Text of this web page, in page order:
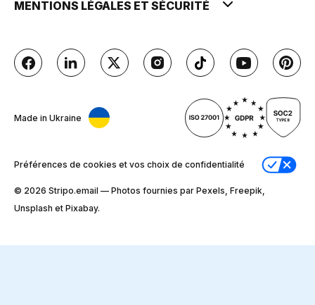
MENTIONS LÉGALES ET SÉCURITÉ
Made in Ukraine
Préférences de cookies et vos choix de confidentialité
© 2026 Stripо.email — Photos fournies par Pexels, Freepik,
Unsplash et Pixabay.